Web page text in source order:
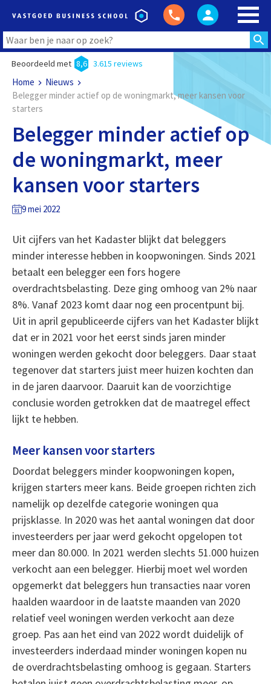
Beoordeeld met 8,6 3.615 reviews
Home
Nieuws
Belegger minder actief op de woningmarkt, meer kansen voor
starters
Belegger minder actief op
de woningmarkt, meer
kansen voor starters
9 mei 2022
Uit cijfers van het Kadaster blijkt dat beleggers
minder interesse hebben in koopwoningen. Sinds 2021
betaalt een belegger een fors hogere
overdrachtsbelasting. Deze ging omhoog van 2% naar
8%. Vanaf 2023 komt daar nog een procentpunt bij.
Uit in april gepubliceerde cijfers van het Kadaster blijkt
dat er in 2021 voor het eerst sinds jaren minder
woningen werden gekocht door beleggers. Daar staat
tegenover dat starters juist meer huizen kochten dan
in de jaren daarvoor. Daaruit kan de voorzichtige
conclusie worden getrokken dat de maatregel effect
lijkt te hebben.
Meer kansen voor starters
Doordat beleggers minder koopwoningen kopen,
krijgen starters meer kans. Beide groepen richten zich
namelijk op dezelfde categorie woningen qua
prijsklasse. In 2020 was het aantal woningen dat door
investeerders per jaar werd gekocht opgelopen tot
meer dan 80.000. In 2021 werden slechts 51.000 huizen
verkocht aan een belegger. Hierbij moet wel worden
opgemerkt dat beleggers hun transacties naar voren
haalden waardoor in de laatste maanden van 2020
relatief veel woningen werden verkocht aan deze
groep. Pas aan het eind van 2022 wordt duidelijk of
investeerders inderdaad minder woningen kopen nu
de overdrachtsbelasting omhoog is gegaan. Starters